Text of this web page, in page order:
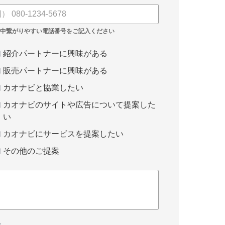
紹介パートナーに興味がある
販売パートナーに興味がある
カオナビと協業したい
カオナビのサイトや広告について提案した
い
カオナビにサービスを提案したい
その他のご提案